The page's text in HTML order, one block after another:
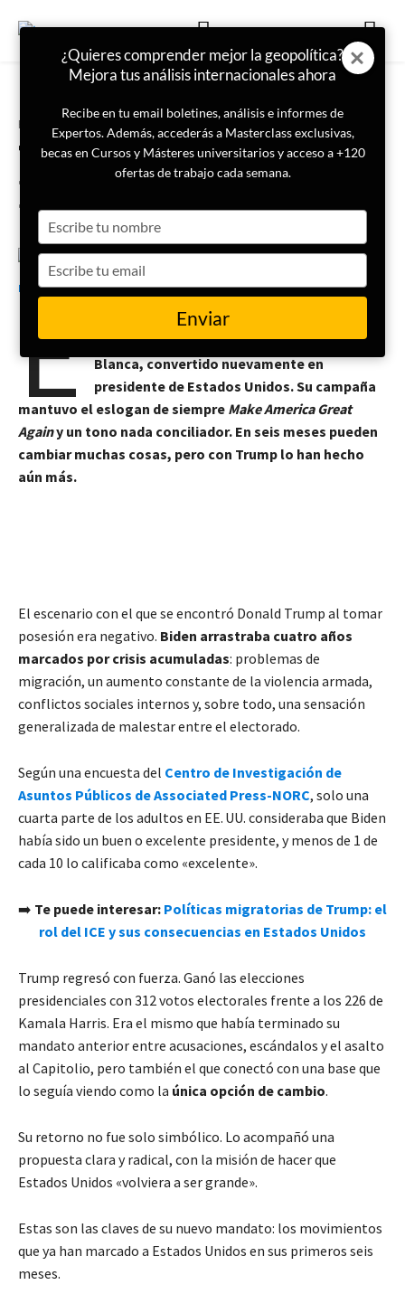
Portada
Trump: seis meses de gobierno,
seis decisiones que han marcado
su mandato
Sofia Narváez
E
l 20 de enero de 2025 marcó un momento
histórico: Donald Trump volvió a la Casa
Blanca, convertido nuevamente en
presidente de Estados Unidos. Su campaña
mantuvo el eslogan de siempre Make America Great
Againy un tono nada conciliador. En seis meses pueden
cambiar muchas cosas, pero con Trump lo han hecho
aún más.
El escenario con el que se encontró Donald Trump al tomar
posesión era negativo. Biden arrastraba cuatro años
marcados por crisis acumuladas: problemas de
migración, un aumento constante de la violencia armada,
conflictos sociales internos y, sobre todo, una sensación
generalizada de malestar entre el electorado.
Según una encuesta del Centro de Investigación de
Asuntos Públicos de Associated Press-NORC, solo una
cuarta parte de los adultos en EE. UU. consideraba que Biden
había sido un buen o excelente presidente, y menos de 1 de
cada 10 lo calificaba como «excelente».
➡️ Te puede interesar: Políticas migratorias de Trump: el
rol del ICE y sus consecuencias en Estados Unidos
Trump regresó con fuerza. Ganó las elecciones
presidenciales con 312 votos electorales frente a los 226 de
Kamala Harris. Era el mismo que había terminado su
mandato anterior entre acusaciones, escándalos y el asalto
al Capitolio, pero también el que conectó con una base que
lo seguía viendo como la única opción de cambio.
Su retorno no fue solo simbólico. Lo acompañó una
propuesta clara y radical, con la misión de hacer que
Estados Unidos «volviera a ser grande».
Estas son las claves de su nuevo mandato: los movimientos
que ya han marcado a Estados Unidos en sus primeros seis
meses.
¿Quieres comprender mejor la geopolítica?
Mejora tus análisis internacionales ahora
Recibe en tu email boletines, análisis e informes de
Expertos. Además, accederás a Masterclass exclusivas,
becas en Cursos y Másteres universitarios y acceso a +120
ofertas de trabajo cada semana.
your
name
your
email
Enviar